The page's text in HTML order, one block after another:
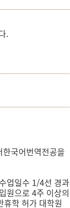
.
국어번역전공을
업일수 1/4선 경과
원으로 4주 이상의
학 허가 대학원